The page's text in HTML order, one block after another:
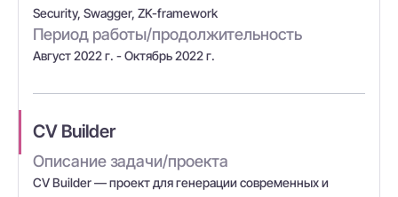
Security, Swagger, ZK-framework
Период работы/продолжительность
Август 2022 г. - Октябрь 2022 г.
CV Builder
Описание задачи/проекта
CV Builder — проект для генерации современных и